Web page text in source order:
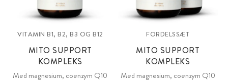
VITAMIN B1, B2, B3 OG B12
MITO SUPPORT
KOMPLEKS
Med magnesium, coenzym Q10
FORDELSSÆT
MITO SUPPORT
KOMPLEKS
Med magnesium, coenzym Q10